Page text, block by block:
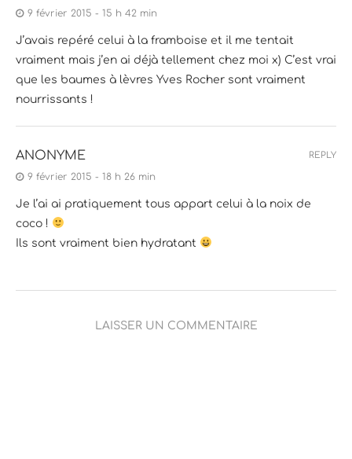
9 février 2015 - 15 h 42 min
J’avais repéré celui à la framboise et il me tentait
vraiment mais j’en ai déjà tellement chez moi x) C’est vrai
que les baumes à lèvres Yves Rocher sont vraiment
nourrissants !
ANONYME
9 février 2015 - 18 h 26 min
Je l’ai ai pratiquement tous appart celui à la noix de
coco !
Ils sont vraiment bien hydratant
REPLY
LAISSER UN COMMENTAIRE